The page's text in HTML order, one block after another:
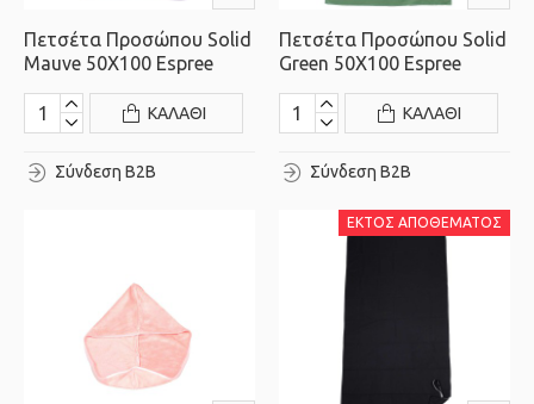
Πετσέτα Προσώπου Solid
Mauve 50X100 Espree
ΚΑΛΆΘΙ
Σύνδεση B2B
Πετσέτα Προσώπου Solid
Green 50X100 Espree
ΚΑΛΆΘΙ
Σύνδεση B2B
ΕΚΤΌΣ ΑΠΟΘΈΜΑΤΟΣ